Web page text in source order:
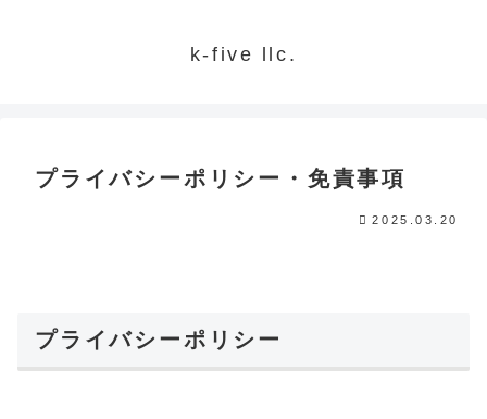
k-five llc.
プライバシーポリシー・免責事項
2025.03.20
プライバシーポリシー